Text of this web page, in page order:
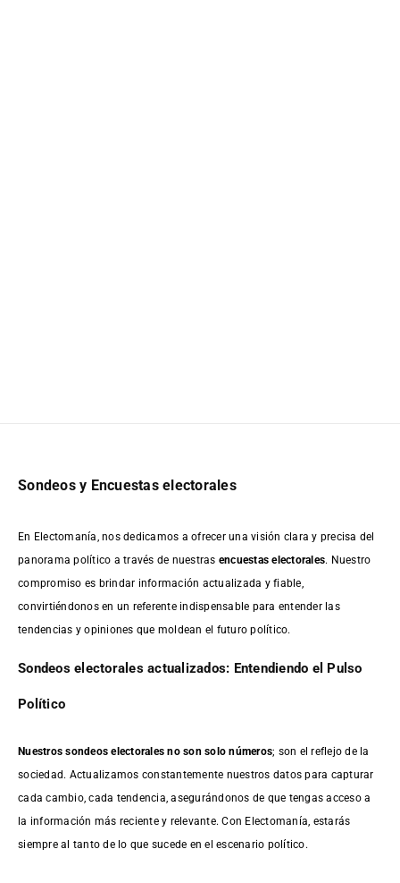
Sondeos y Encuestas electorales
En Electomanía, nos dedicamos a ofrecer una visión clara y precisa del
panorama político a través de nuestras encuestas electorales. Nuestro
compromiso es brindar información actualizada y fiable,
convirtiéndonos en un referente indispensable para entender las
tendencias y opiniones que moldean el futuro político.
Sondeos electorales actualizados: Entendiendo el Pulso
Político
Nuestros sondeos electorales no son solo números; son el reflejo de la
sociedad. Actualizamos constantemente nuestros datos para capturar
cada cambio, cada tendencia, asegurándonos de que tengas acceso a
la información más reciente y relevante. Con Electomanía, estarás
siempre al tanto de lo que sucede en el escenario político.